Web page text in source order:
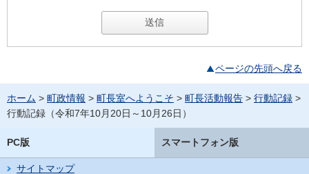
ページの先頭へ戻る
ホーム > 町政情報 > 町長室へようこそ > 町長活動報告 > 行動記録 >
行動記録（令和7年10月20日～10月26日）
PC版 スマートフォン版
サイトマップ